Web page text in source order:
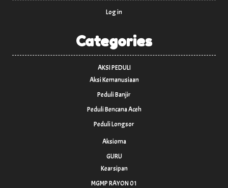
Log in
Categories
AKSI PEDULI
Aksi Kemanusiaan
Peduli Banjir
Peduli Bencana Aceh
Peduli Longsor
Aksioma
GURU
Kearsipan
MGMP RAYON 01